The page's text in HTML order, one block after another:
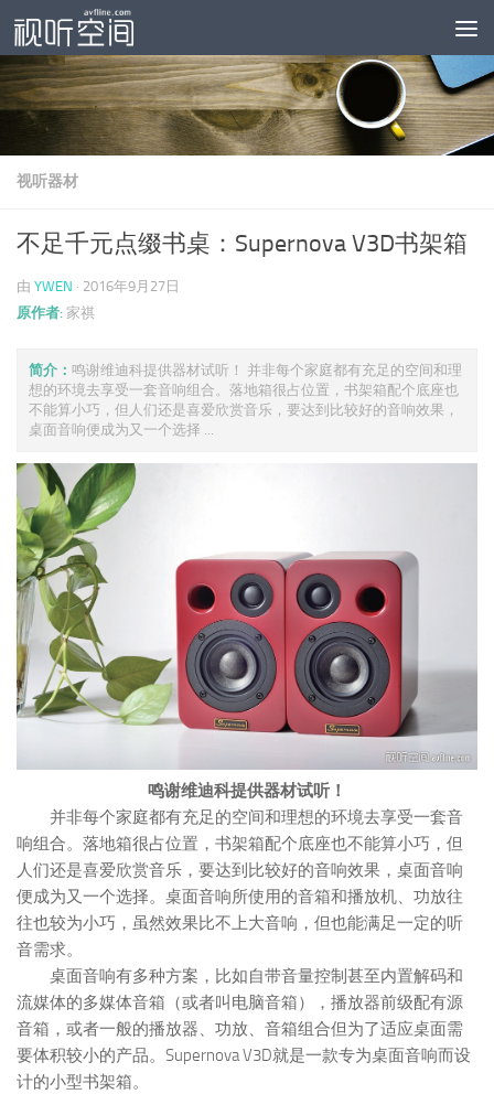
跳至内容
视听器材
不足千元点缀书桌：Supernova V3D书架箱
由 YWEN · 2016年9月27日
原作者: 家祺
简介： 鸣谢维迪科提供器材试听！ 并非每个家庭都有充足的空间和理
想的环境去享受一套音响组合。落地箱很占位置，书架箱配个底座也
不能算小巧，但人们还是喜爱欣赏音乐，要达到比较好的音响效果，
桌面音响便成为又一个选择 ...
鸣谢维迪科提供器材试听！
并非每个家庭都有充足的空间和理想的环境去享受一套音
响组合。落地箱很占位置，书架箱配个底座也不能算小巧，但
人们还是喜爱欣赏音乐，要达到比较好的音响效果，桌面音响
便成为又一个选择。桌面音响所使用的音箱和播放机、功放往
往也较为小巧，虽然效果比不上大音响，但也能满足一定的听
音需求。
桌面音响有多种方案，比如自带音量控制甚至内置解码和
流媒体的多媒体音箱（或者叫电脑音箱），播放器前级配有源
音箱，或者一般的播放器、功放、音箱组合但为了适应桌面需
要体积较小的产品。Supernova V3D就是一款专为桌面音响而设
计的小型书架箱。